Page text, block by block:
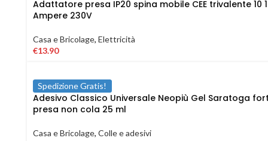
Adattatore presa IP20 spina mobile CEE trivalente 10
Ampere 230V
Casa e Bricolage, Elettricità
€13.90
Spedizione Gratis!
Adesivo Classico Universale Neopiù Gel Saratoga
presa non cola 25 ml
Casa e Bricolage, Colle e adesivi